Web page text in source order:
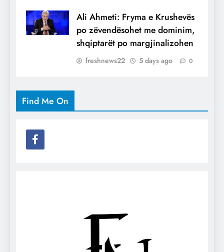
Ali Ahmeti: Fryma e Krushevës
po zëvendësohet me dominim,
shqiptarët po margjinalizohen
freshnews22 5 days ago 0
Find Me On